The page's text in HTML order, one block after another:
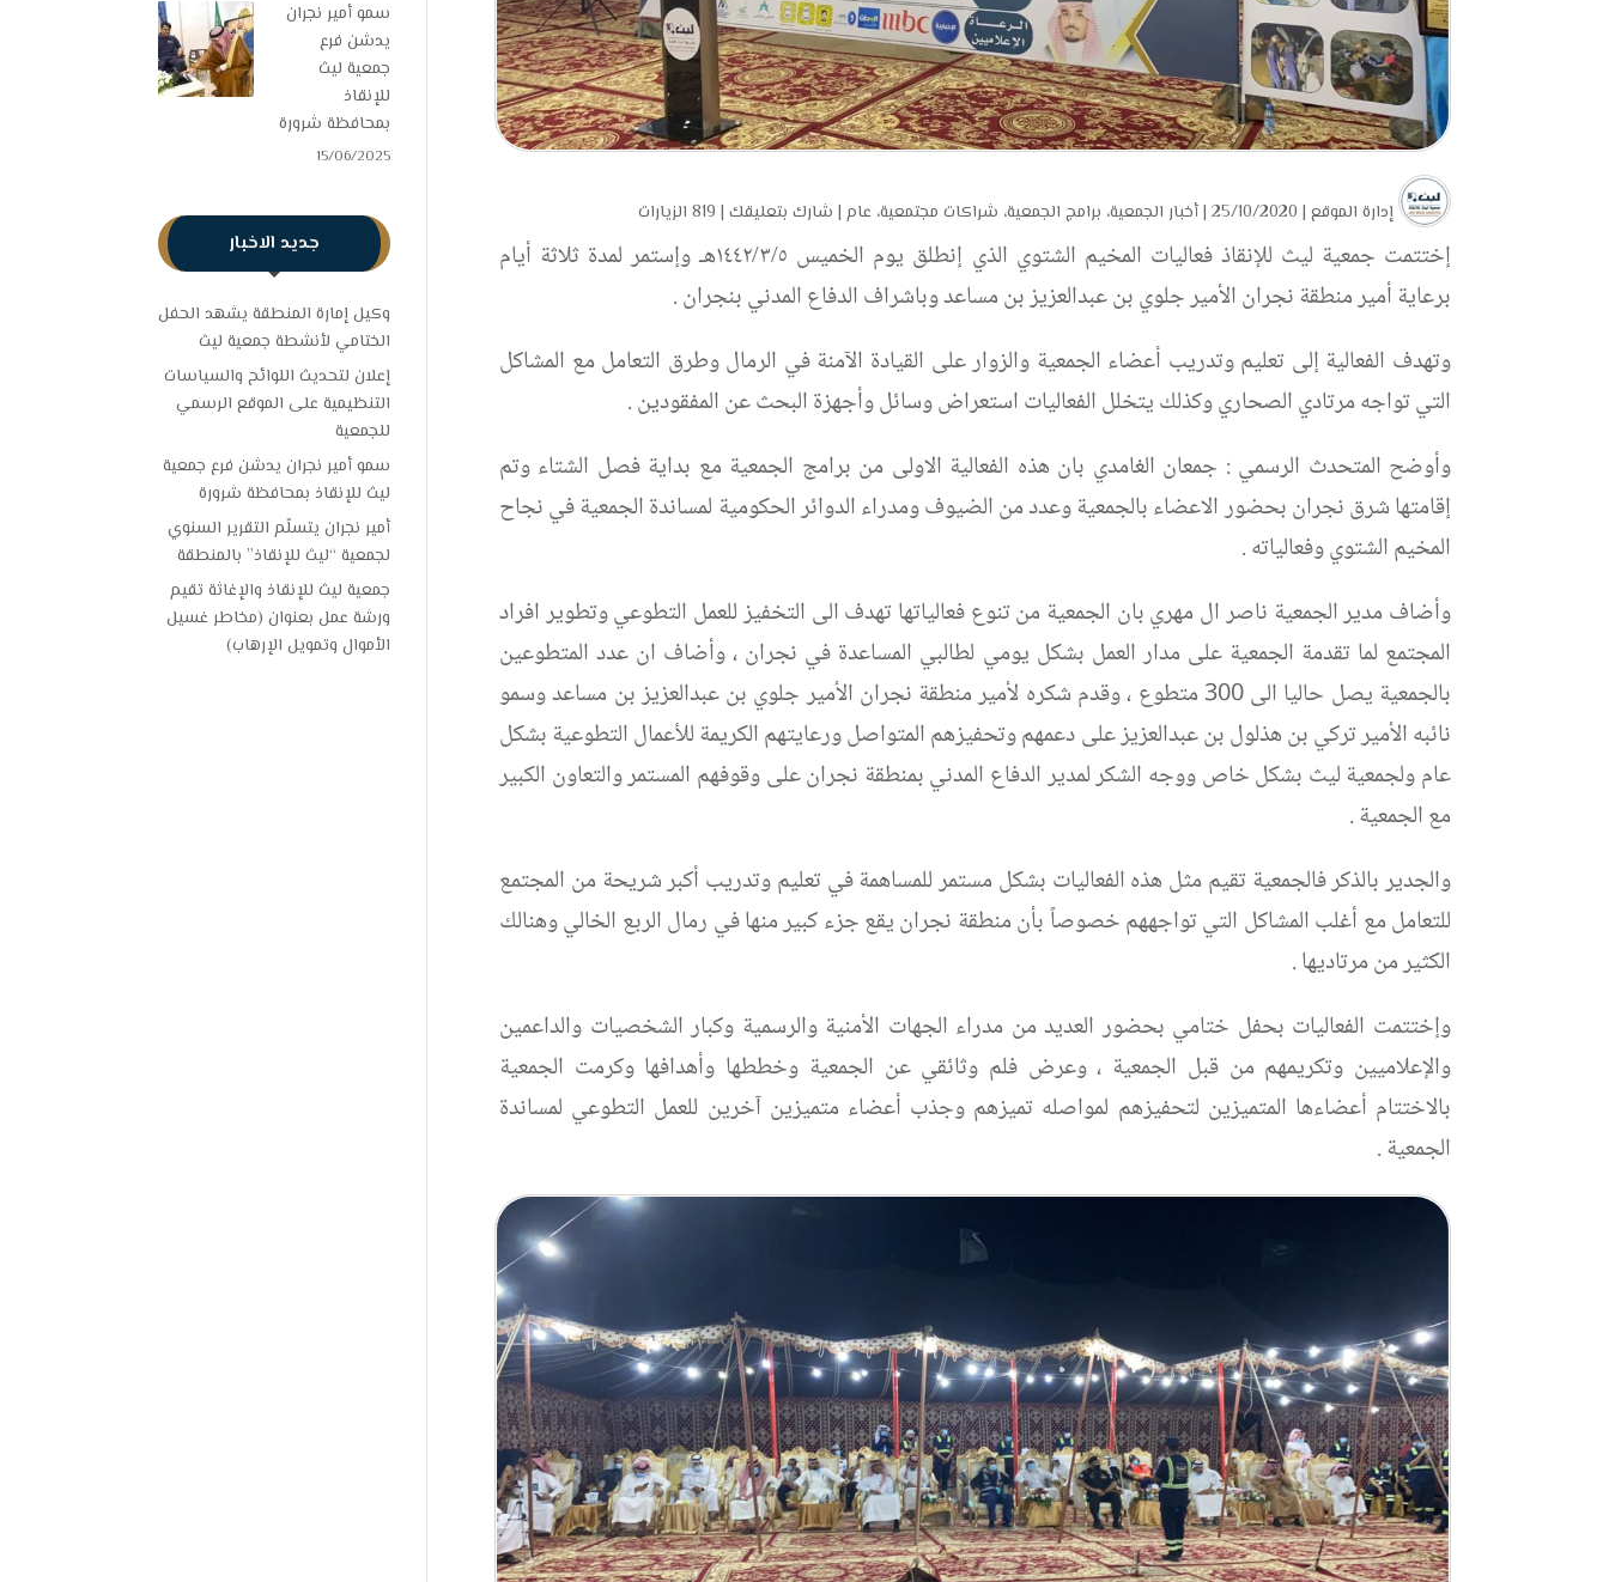
إدارة الموقع | 25/10/2020 | أخبار الجمعية، برامج الجمعية، شراكات مجتمعية، عام | شارك بتعليقك | 819 الزيارات
إختتمت جمعية ليث للإنقاذ فعاليات المخيم الشتوي الذي إنطلق يوم الخميس ١٤٤٢/٣/٥هـ وإستمر لمدة ثلاثة أيام
برعاية أمير منطقة نجران الأمير جلوي بن عبدالعزيز بن مساعد وباشراف الدفاع المدني بنجران .
وتهدف الفعالية إلى تعليم وتدريب أعضاء الجمعية والزوار على القيادة الآمنة في الرمال وطرق التعامل مع المشاكل
التي تواجه مرتادي الصحاري وكذلك يتخلل الفعاليات استعراض وسائل وأجهزة البحث عن المفقودين .
وأوضح المتحدث الرسمي : جمعان الغامدي بان هذه الفعالية الاولى من برامج الجمعية مع بداية فصل الشتاء وتم
إقامتها شرق نجران بحضور الاعضاء بالجمعية وعدد من الضيوف ومدراء الدوائر الحكومية لمساندة الجمعية في نجاح
المخيم الشتوي وفعالياته .
وأضاف مدير الجمعية ناصر ال مهري بان الجمعية من تنوع فعالياتها تهدف الى التخفيز للعمل التطوعي وتطوير افراد
المجتمع لما تقدمة الجمعية على مدار العمل بشكل يومي لطالبي المساعدة في نجران ، وأضاف ان عدد المتطوعين
بالجمعية يصل حاليا الى 300 متطوع ، وقدم شكره لأمير منطقة نجران الأمير جلوي بن عبدالعزيز بن مساعد وسمو
نائبه الأمير تركي بن هذلول بن عبدالعزيز على دعمهم وتحفيزهم المتواصل ورعايتهم الكريمة للأعمال التطوعية بشكل
عام ولجمعية ليث بشكل خاص ووجه الشكر لمدير الدفاع المدني بمنطقة نجران على وقوفهم المستمر والتعاون الكبير
مع الجمعية .
والجدير بالذكر فالجمعية تقيم مثل هذه الفعاليات بشكل مستمر للمساهمة في تعليم وتدريب أكبر شريحة من المجتمع
للتعامل مع أغلب المشاكل التي تواجههم خصوصاً بأن منطقة نجران يقع جزء كبير منها في رمال الربع الخالي وهنالك
الكثير من مرتاديها .
وإختتمت الفعاليات بحفل ختامي بحضور العديد من مدراء الجهات الأمنية والرسمية وكبار الشخصيات والداعمين
والإعلاميين وتكريمهم من قبل الجمعية ، وعرض فلم وثائقي عن الجمعية وخططها وأهدافها وكرمت الجمعية
بالاختتام أعضاءها المتميزين لتحفيزهم لمواصله تميزهم وجذب أعضاء متميزين آخرين للعمل التطوعي لمساندة
الجمعية .
سمو أمير نجران
يدشن فرع
جمعية ليث
للإنقاذ
بمحافظة شرورة
15/06/2025
جديد الاخبار
وكيل إمارة المنطقة يشهد الحفل
الختامي لأنشطة جمعية ليث
إعلان لتحديث اللوائح والسياسات
التنظيمية على الموقع الرسمي
للجمعية
سمو أمير نجران يدشن فرع جمعية
ليث للإنقاذ بمحافظة شرورة
أمير نجران يتسلّم التقرير السنوي
لجمعية “ليث للإنقاذ” بالمنطقة
جمعية ليث للإنقاذ والإغاثة تقيم
ورشة عمل بعنوان (مخاطر غسيل
الأموال وتمويل الإرهاب)